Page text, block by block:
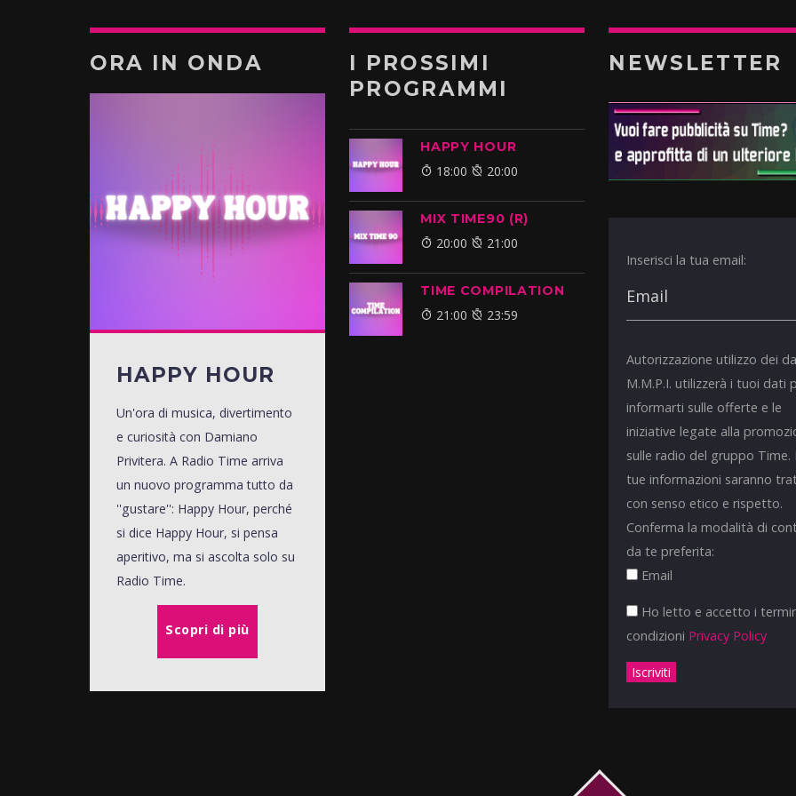
ORA IN ONDA
HAPPY HOUR
Un'ora di musica, divertimento
e curiosità con Damiano
Privitera. A Radio Time arriva
un nuovo programma tutto da
''gustare'': Happy Hour, perché
si dice Happy Hour, si pensa
aperitivo, ma si ascolta solo su
Radio Time.
Scopri di più
I PROSSIMI
PROGRAMMI
HAPPY HOUR
18:00 20:00
MIX TIME90 (R)
20:00 21:00
TIME COMPILATION
21:00 23:59
NEWSLETTER
Inserisci la tua email:
Autorizzazione utilizzo dei
M.M.P.I. utilizzerà i tuoi dati
informarti sulle offerte e le
iniziative legate alla
sulle radio del gruppo Time.
tue informazioni saranno
con senso etico e rispetto.
Conferma la modalità di
da te preferita:
Email
Ho letto e accetto i
condizioni Privacy Policy